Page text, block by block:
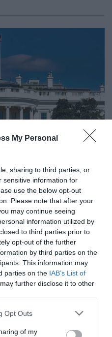
My Personal
sharing to third parties, or
sensitive information for
use the below opt-out
Please note that after your
may continue seeing
information utilized by
to third parties prior to
opt-out of the further
by third parties on the
This information may
parties on the IAB’s List of
further disclose it to other
uses one or more Google
behaviour. You may click to
Opt Outs
of my
η τελετή
ενός
για την Τεχνητή